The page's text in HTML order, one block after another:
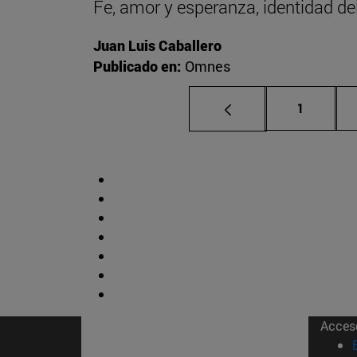
Fe, amor y esperanza, identidad
Juan Luis Caballero
Publicado en: Omnes
Página
1